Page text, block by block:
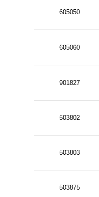
605050
605060
901827
503802
503803
503875